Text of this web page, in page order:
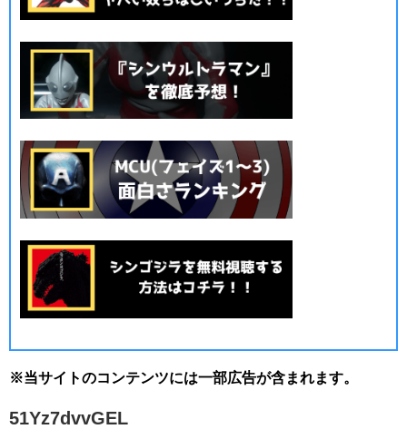
※当サイトのコンテンツには一部広告が含まれます。
51Yz7dvvGEL